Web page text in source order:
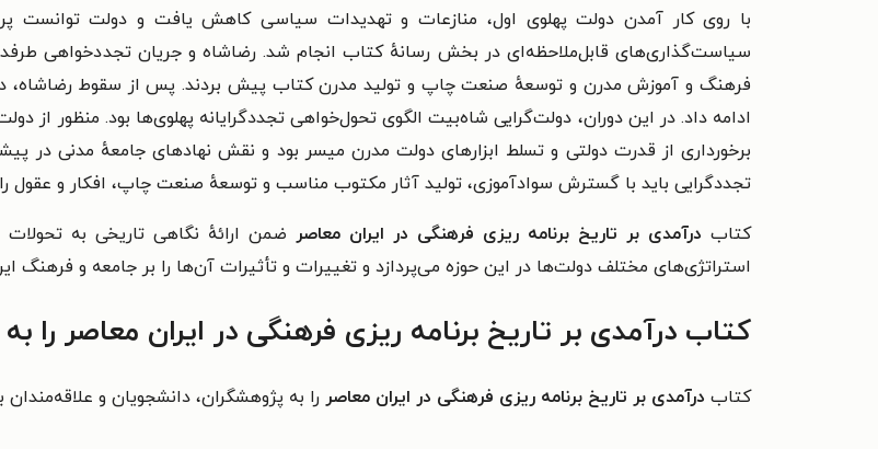
با روی کار آمدن دولت پهلوی اول، منازعات و تهدیدات سیاسی کاهش یافت و دولت توانست
سیاست‌گذاری‌های قابل‌ملاحظه‌ای در بخش رسانهٔ کتاب انجام شد. رضاشاه و جریان تجددخواهی طرفدار
فرهنگ و آموزش مدرن و توسعهٔ صنعت چاپ و تولید مدرن کتاب پیش بردند. پس از سقوط رضاشاه،
ادامه داد. در این دوران، دولت‌گرایی شاه‌بیت الگوی تحول‌خواهی تجددگرایانه پهلوی‌ها بود. منظور از
برخورداری از قدرت دولتی و تسلط ابزارهای دولت مدرن میسر بود و نقش نهادهای جامعهٔ مدنی در
تجددگرایی باید با گسترش سوادآموزی، تولید آثار مکتوب مناسب و توسعهٔ صنعت چاپ، افکار و عقول
کتاب درآمدی بر تاریخ برنامه ریزی فرهنگی در ایران معاصر ضمن ارائهٔ نگاهی تاریخی به
استراتژی‌های مختلف دولت‌ها در این حوزه می‌پردازد و تغییرات و تأثیرات آن‌ها را بر جامعه و فرهنگ
کتاب درآمدی بر تاریخ برنامه ریزی فرهنگی در ایران معاصر
کتاب درآمدی بر تاریخ برنامه ریزی فرهنگی در ایران معاصر را به پژوهشگران، دانشجویان و